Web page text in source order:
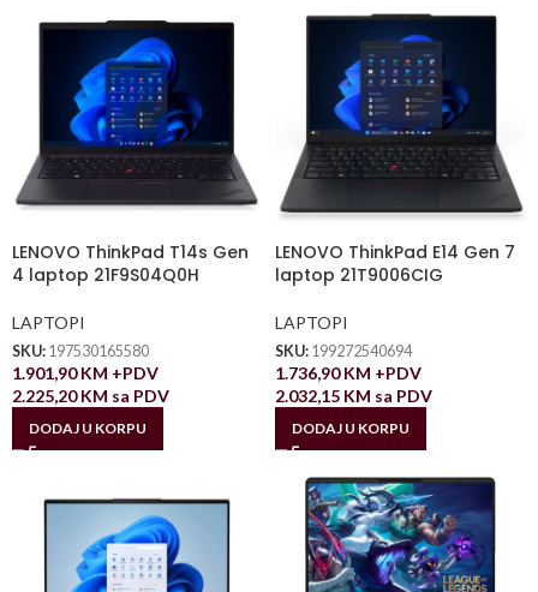
LENOVO ThinkPad T14s Gen
4 laptop 21F9S04Q0H
LAPTOPI
SKU: 197530165580
1.901,90KM +PDV
2.225,20KM sa PDV
DODAJ U KORPU
LENOVO ThinkPad E14 Gen 7
laptop 21T9006CIG
LAPTOPI
SKU: 199272540694
1.736,90KM +PDV
2.032,15 KM sa PDV
DODAJ U KORPU